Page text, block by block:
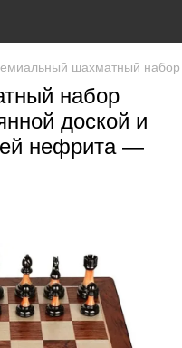
шахматный
набор
доской и
нефрита —